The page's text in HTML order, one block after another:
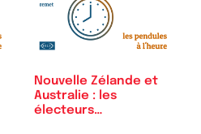
Nouvelle Zélande et
Australie : les
électeurs…